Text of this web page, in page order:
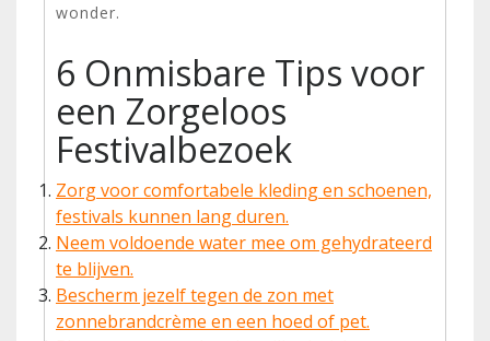
wonder.
6 Onmisbare Tips voor
een Zorgeloos
Festivalbezoek
Zorg voor comfortabele kleding en schoenen,
festivals kunnen lang duren.
Neem voldoende water mee om gehydrateerd
te blijven.
Bescherm jezelf tegen de zon met
zonnebrandcrème en een hoed of pet.